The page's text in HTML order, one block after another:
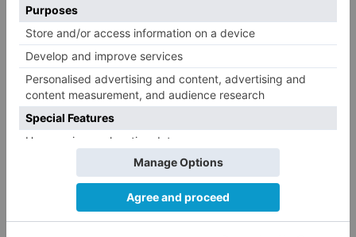
Tía.
20.15H: Babieca Folk: Cardelina
20.15H: Babieca Folk: CardelinaCardelina es el
proyecto de Rosana Abad, cantante y
compositora ubicada en la tierra de Pinares de
Burgos y Soria. El estilo Folk-Country es su sello
de identidad, la música de artistas como Crosby,
Stills, Nash&Young, Ian Mathews,y otros
muchos han conformado desde niña su